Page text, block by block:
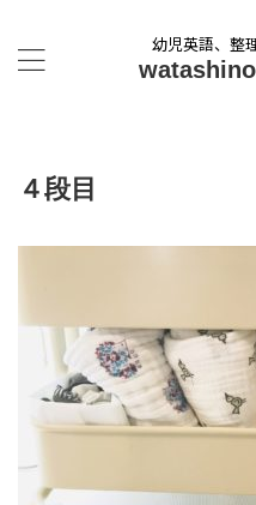
幼児英語、整
４段目